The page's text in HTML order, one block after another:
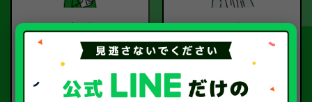
ご依頼
お電話または査定フォー
ご依頼ください。
査定
査定のプロが
お電話で回答いたしま
す。